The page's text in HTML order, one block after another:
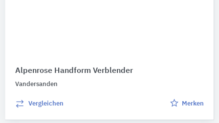
Alpenrose Handform Verblender
Vandersanden
Vergleichen Merken